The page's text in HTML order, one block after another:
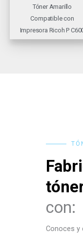
Tóner Amarillo
Compatible con
Impresora Ricoh P
con:
Conoces y